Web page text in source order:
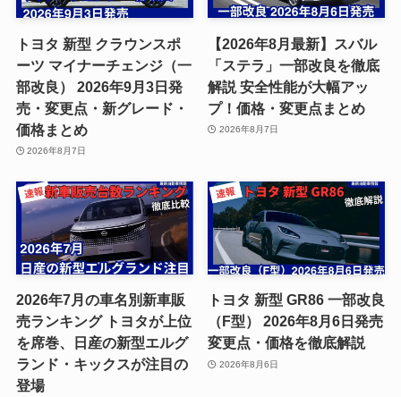
トヨタ 新型 クラウンスポ
ーツ マイナーチェンジ（一
部改良） 2026年9月3日発
売・変更点・新グレード・
価格まとめ
2026年8月7日
【2026年8月最新】スバル
「ステラ」一部改良を徹底
解説 安全性能が大幅アッ
プ！価格・変更点まとめ
2026年8月7日
2026年7月の車名別新車販
売ランキング トヨタが上位
を席巻、日産の新型エルグ
ランド・キックスが注目の
登場
トヨタ 新型 GR86 一部改良
（F型） 2026年8月6日発売
変更点・価格を徹底解説
2026年8月6日